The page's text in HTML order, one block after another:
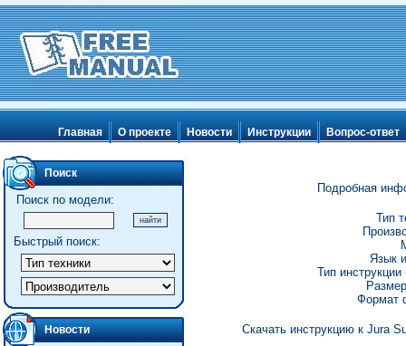
Главная О проекте Новости Инструкции Вопрос-ответ
Поиск
Поиск по модели:
Быстрый поиск:
Новости
Подробная
Тип
Язык
Тип
Формат
Скачать инструкцию к Jura